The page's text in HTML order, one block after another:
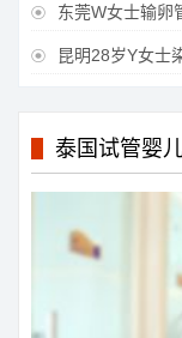
 东莞W女士输卵
 昆明28岁Y女士
泰国试管婴